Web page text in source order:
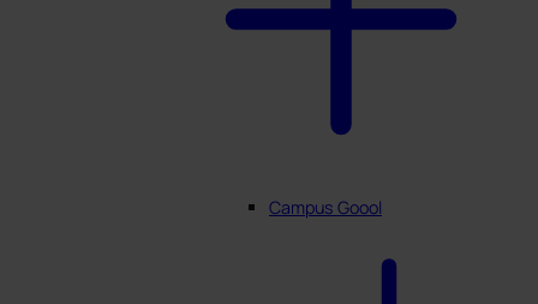
Campus Goool